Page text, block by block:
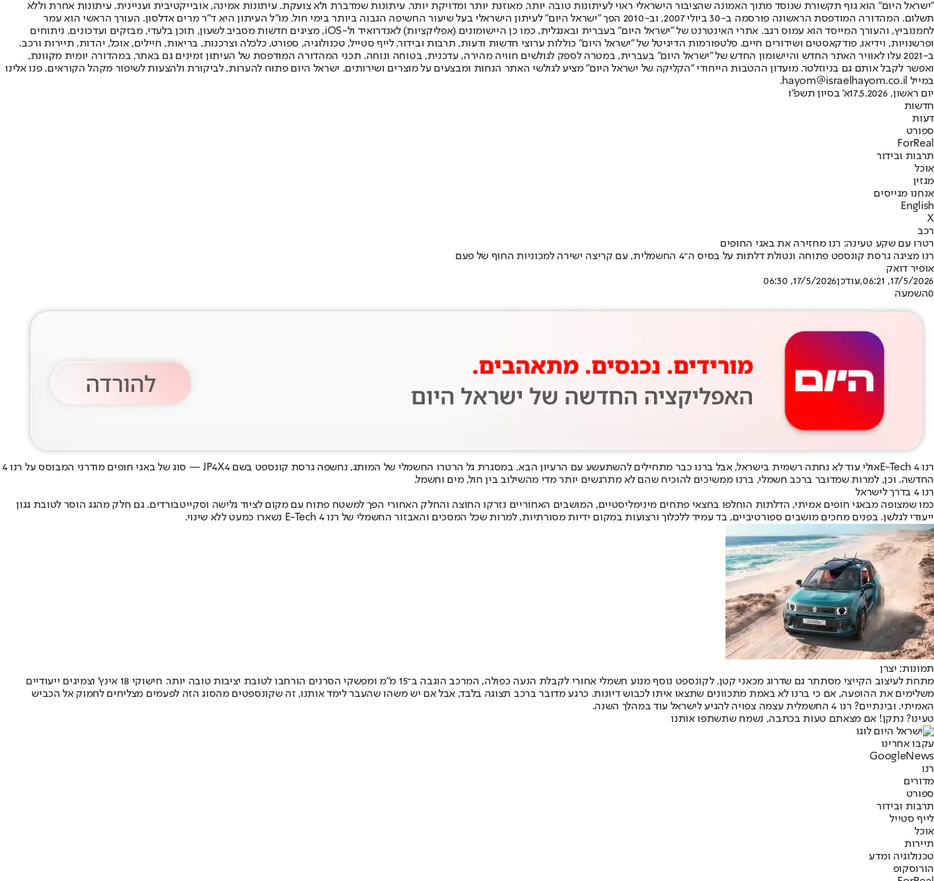
"ישראל היום" הוא גוף תקשורת שנוסד מתוך האמונה שהציבור הישראלי ראוי לעיתונות טובה יותר, מאוזנת יותר ומדויקת יותר. עיתונות שמדברת ולא צועקת. עיתונות אמינה, אובייקטיבית ועניינית. עיתונות אחרת וללא
תשלום. המהדורה המודפסת הראשונה פורסמה ב-30 ביולי 2007, וב-2010 הפך "ישראל היום" לעיתון הישראלי בעל שיעור החשיפה הגבוה ביותר בימי חול. מו"ל העיתון היא ד"ר מרים אדלסון. העורך הראשי הוא עמר
לחמנוביץ, והעורך המייסד הוא עמוס רגב. אתרי האינטרנט של "ישראל היום" בעברית ובאנגלית, כמו כן היישומונים (אפליקציות) לאנדרואיד ול-iOS, מציגים חדשות מסביב לשעון, תוכן בלעדי, מבזקים ועדכונים, ניתוחים
ופרשנויות, וידיאו, פודקאסטים ושידורים חיים. פלטפורמות הדיגיטל של "ישראל היום" כוללות ערוצי חדשות ודעות, תרבות ובידור, לייף סטייל, טכנולוגיה, ספורט, כלכלה וצרכנות, בריאות, חיילים, אוכל, יהדות, תיירות ורכב.
ב-2021 עלו לאוויר האתר החדש והיישומון החדש של "ישראל היום" בעברית, במטרה לספק לגולשים חוויה מהירה, עדכנית, בטוחה ונוחה. תכני המהדורה המודפסת של העיתון זמינים גם באתר, במהדורה יומית מקוונת,
ואפשר לקבל אותם גם בניוזלטר. מועדון ההטבות הייחודי "הקליקה של ישראל היום" מציע לגולשי האתר הנחות ומבצעים על מוצרים ושירותים. ישראל היום פתוח להערות, לביקורת ולהצעות לשיפור מקהל הקוראים. פנו אלינו
במייל hayom@israelhayom.co.il.
יום ראשון, 17.5.2026
א' בסיון תשפ"ו
חדשות
דעות
ספורט
ForReal
תרבות ובידור
אוכל
מגזין
אנחנו מגייסים
English
X
רכב
רטרו עם שקע טעינה: רנו מחזירה את באגי החופים
רנו מציגה גרסת קונספט פתוחה ונטולת דלתות על בסיס ה־4 החשמלית, עם קריצה ישירה למכוניות החוף של פעם
אופיר דואק
17/5/2026, 06:21
,עודכן17/5/2026, 06:30
0השמעה
רנו 4 E-Tech
אולי עוד לא נחתה רשמית בישראל, אבל ברנו כבר מתחילים להשתעשע עם הרעיון הבא. במסגרת גל הרטרו החשמלי של המותג, נחשפה גרסת קונספט בשם JP4X4 — סוג של באגי חופים מודרני המבוסס על רנו 4
החדשה. וכן, למרות שמדובר ברכב חשמלי, ברנו ממשיכים להוכיח שהם לא מתרגשים יותר מדי מהשילוב בין חול, מים וחשמל.
רנו 4 בדרך לישראל
כמו שמצופה מבאגי חופים אמיתי, הדלתות הוחלפו בחצאי פתחים מינימליסטיים, המושבים האחוריים נזרקו החוצה והחלק האחורי הפך למשטח פתוח עם מקום לציוד גלישה וסקייטבורדים. גם חלק מהגג הוסר לטובת גגון
ייעודי לגלשן. בפנים מחכים מושבים ספורטיביים, בד עמיד ללכלוך ורצועות במקום ידיות מסורתיות, למרות שכל המסכים והאבזור החשמלי של רנו 4 E-Tech נשארו כמעט ללא שינוי.
תמונות: יצרן
מתחת לעיצוב הקייצי מסתתר גם שדרוג מכאני קטן. לקונספט נוסף מנוע חשמלי אחורי לקבלת הנעה כפולה, המרכב הוגבה ב־15 מ”מ ומפשקי הסרנים הורחבו לטובת יציבות טובה יותר. חישוקי 18 אינץ’ וצמיגים ייעודיים
משלימים את ההופעה, אם כי ברנו לא באמת מתכוונים שתצאו איתו לכבוש דיונות. כרגע מדובר ברכב תצוגה בלבד, אבל אם יש משהו שהעבר לימד אותנו, זה שקונספטים מהסוג הזה לפעמים מצליחים לחמוק אל הכביש
האמיתי. ובינתיים? רנו 4 החשמלית עצמה צפויה להגיע לישראל עוד במהלך השנה.
טעינו? נתקן! אם מצאתם טעות בכתבה, נשמח שתשתפו אותנו
עקבו אחרינו
Googl eNews
רנו
מדורים
ספורט
תרבות ובידור
לייף סטייל
אוכל
תיירות
טכנולוגיה ומדע
הורוסקופ